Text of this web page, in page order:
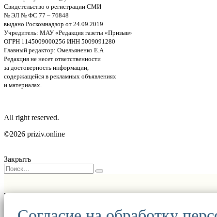
Свидетельство о регистрации СМИ
№ ЭЛ № ФС 77 – 76848
выдано Роскомнадзор от 24.09.2019
Учредитель: МАУ «Редакция газеты «Призыв»
ОГРН 1145009000256 ИНН 5009091280
Главный редактор: Омельяненко Е.А
Редакция не несет ответственности
за достоверность информации,
содержащейся в рекламных объявлениях
и материалах.
All right reserved.
©2026 priziv.online
Закрыть